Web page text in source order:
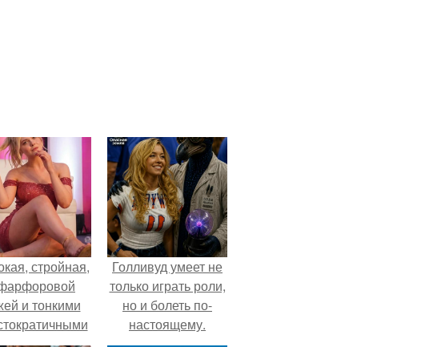
стройная,
и тонкими
Голливуд умеет не
только играть роли,
но и болеть по-
настоящему.